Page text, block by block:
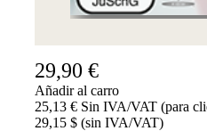
29,90 €
Añadir al carro
25,13 € Sin IVA/VAT (para
29,15 $ (sin IVA/VAT)